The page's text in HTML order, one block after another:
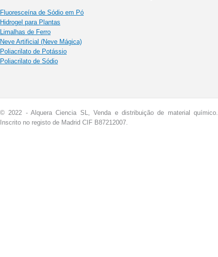
Fluoresceína de Sódio em Pó
Hidrogel para Plantas
Limalhas de Ferro
Neve Artificial (Neve Mágica)
Poliacrilato de Potássio
Poliacrilato de Sódio
© 2022 - Alquera Ciencia SL, Venda e distribuição de material químico.
Inscrito no registo de Madrid CIF B87212007.